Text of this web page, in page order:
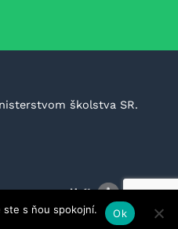
školstva SR.
ste s ňou spokojní. Ok